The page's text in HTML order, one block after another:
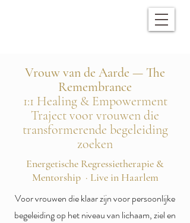
Vrouw van de Aarde — The
Remembrance
1:1 Healing & Empowerment
Traject voor vrouwen die
transformerende begeleiding
zoeken
Energetische Regressietherapie &
Mentorship · Live in Haarlem
Voor vrouwen die klaar zijn voor persoonlijke
begeleiding op het niveau van lichaam, ziel en